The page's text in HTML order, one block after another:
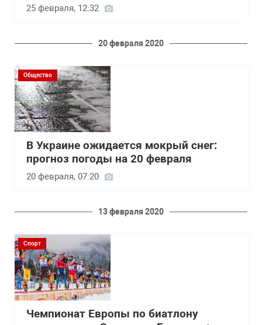
25 февраля, 12:32
20 февраля 2020
Общество
В Украине ожидается мокрый снег:
прогноз погоды на 20 февраля
20 февраля, 07:20
13 февраля 2020
Спорт
Чемпионат Европы по биатлону